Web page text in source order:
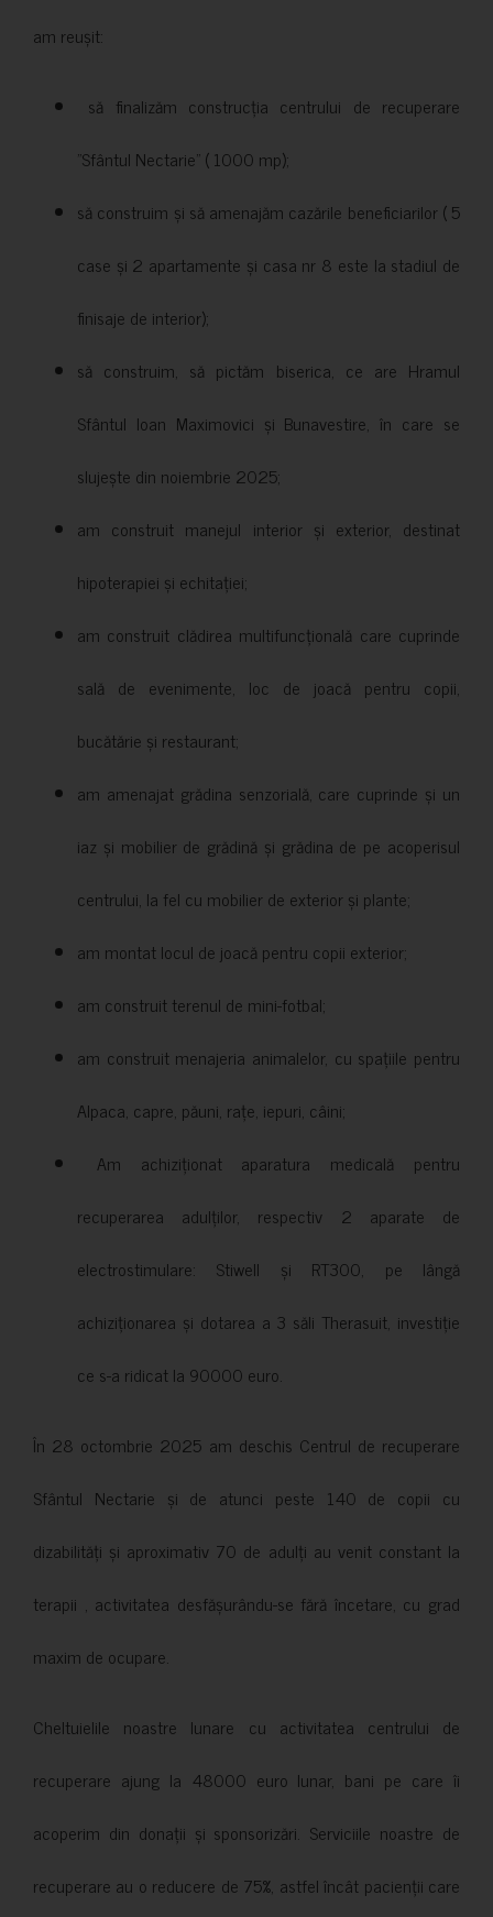
am reușit:
să finalizăm construcția centrului de recuperare
”Sfântul Nectarie” ( 1000 mp);
să construim și să amenajăm cazările beneficiarilor ( 5
case și 2 apartamente și casa nr 8 este la stadiul de
finisaje de interior);
să construim, să pictăm biserica, ce are Hramul
Sfântul Ioan Maximovici și Bunavestire, în care se
slujește din noiembrie 2025;
am construit manejul interior și exterior, destinat
hipoterapiei și echitației;
am construit clădirea multifuncțională care cuprinde
sală de evenimente, loc de joacă pentru copii,
bucătărie și restaurant;
am amenajat grădina senzorială, care cuprinde și un
iaz și mobilier de grădină și grădina de pe acoperisul
centrului, la fel cu mobilier de exterior și plante;
am montat locul de joacă pentru copii exterior;
am construit terenul de mini-fotbal;
am construit menajeria animalelor, cu spațiile pentru
Alpaca, capre, păuni, rațe, iepuri, câini;
Am achiziționat aparatura medicală pentru
recuperarea adulților, respectiv 2 aparate de
electrostimulare: Stiwell și RT300, pe lângă
achiziționarea și dotarea a 3 săli Therasuit, investiție
ce s-a ridicat la 90000 euro.
În 28 octombrie 2025 am deschis Centrul de recuperare
Sfântul Nectarie și de atunci peste 140 de copii cu
dizabilități și aproximativ 70 de adulți au venit constant la
terapii , activitatea desfășurându-se fără încetare, cu grad
maxim de ocupare.
Cheltuielile noastre lunare cu activitatea centrului de
recuperare ajung la 48000 euro lunar, bani pe care îi
acoperim din donații și sponsorizări. Serviciile noastre de
recuperare au o reducere de 75%, astfel încât pacienții care